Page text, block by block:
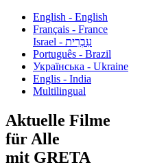
English - English
Français - France
עִבְרִית - Israel
Português - Brazil
Українська - Ukraine
Englis - India
Multilingual
Aktuelle Filme
für Alle
mit GRETA